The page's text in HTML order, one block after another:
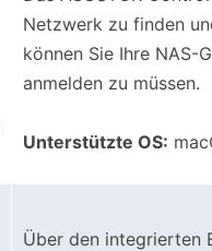
Netzwerk zu finden
können Sie Ihre NAS-
anmelden zu müssen.
Unterstützte OS:
Über den integrierten